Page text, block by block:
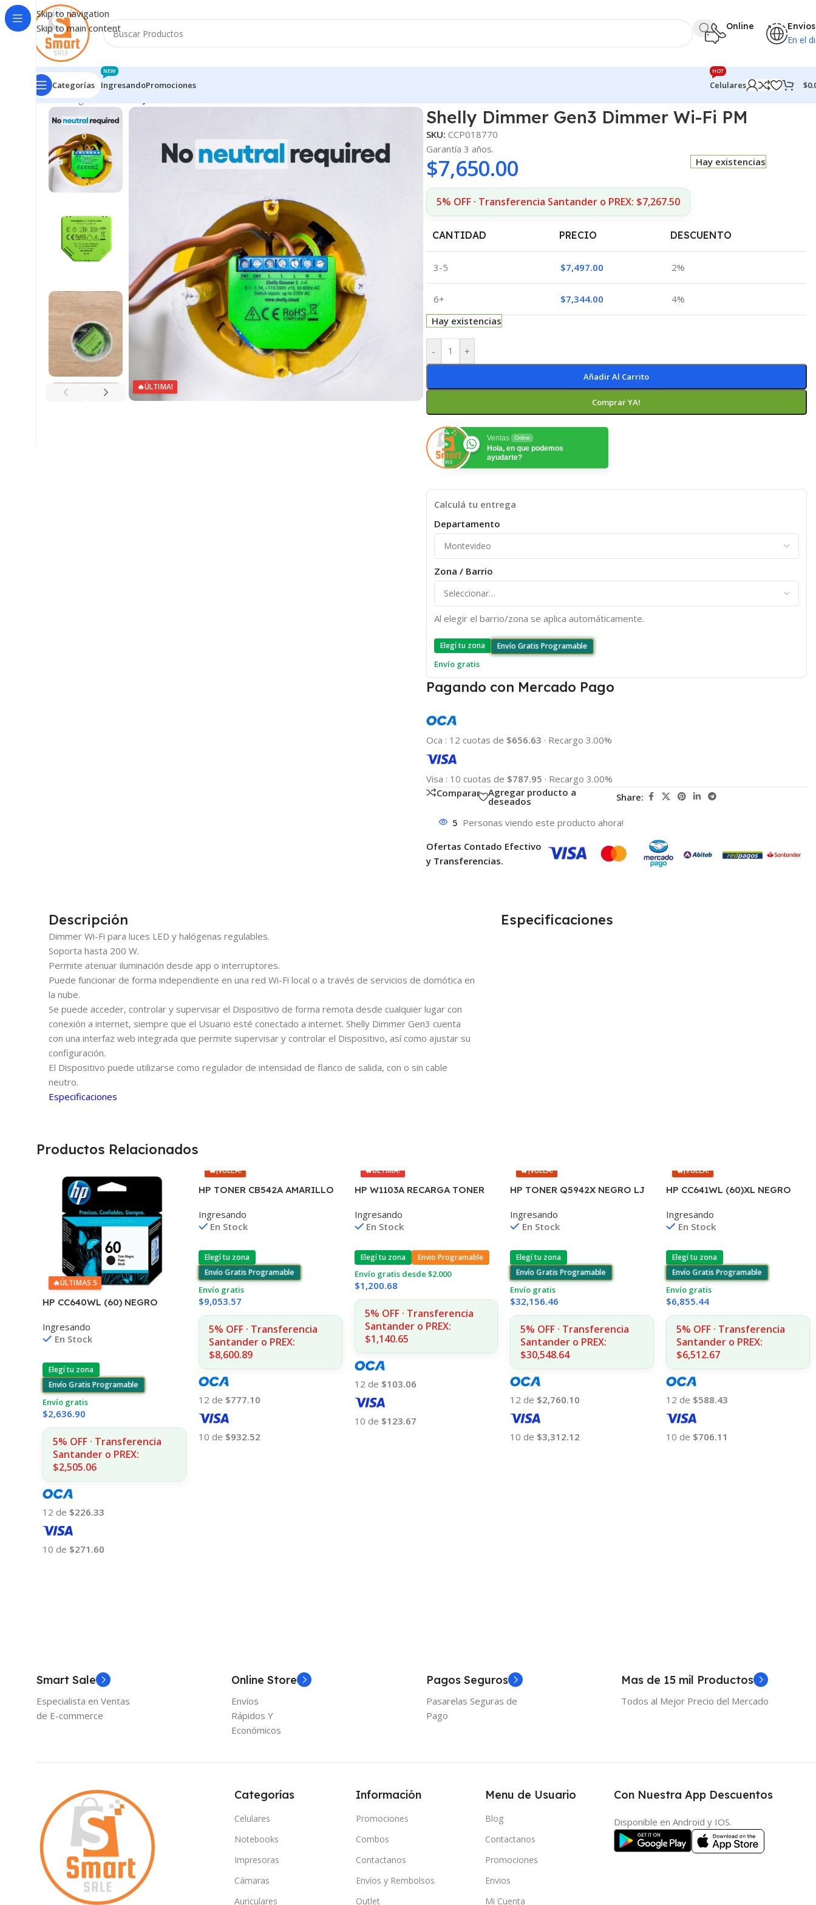
Skip to navigation
Skip to main content
Online Envios
En el
Categorías Ingresando
NEW
Promociones Celulares
HOT
$
Inicio/Ingresando
🔥ÚLTIMA!
Shelly Dimmer Gen3 Dimmer Wi-Fi PM
SKU: CCP018770
Garantía 3 años.
$7,650.00
5% OFF · Transferencia Santander o PREX: $7,267.50
Hay existencias
CANTIDAD PRECIO DESCUENTO
3-5 $7,497.00 2%
6+ $7,344.00
4%
Hay existencias
- +
Añadir Al Carrito
Comprar YA!
Ventas Online
Hola, en que podemos
ayudarte?
Calculá tu entrega
Departamento
Zona / Barrio
Al elegir el barrio/zona se aplica automáticamente.
Elegí tu zona Envío Gratis Programable
Envío gratis
Pagando con Mercado Pago
Oca : 12 cuotas de $656.63 · Recargo 3.00%
Visa : 10 cuotas de $787.95 · Recargo 3.00%
Comparar
Agregar producto a
deseados Share:
5 Personas viendo este producto ahora!
Ofertas Contado Efectivo
y Transferencias.
Descripción
Dimmer Wi-Fi para luces LED y halógenas regulables.
Soporta hasta 200 W.
Permite atenuar iluminación desde app o interruptores.
Puede funcionar de forma independiente en una red Wi-Fi local o a través de servicios de domótica en
la nube.
Se puede acceder, controlar y supervisar el Dispositivo de forma remota desde cualquier lugar con
conexión a internet, siempre que el Usuario esté conectado a internet. Shelly Dimmer Gen3 cuenta
con una interfaz web integrada que permite supervisar y controlar el Dispositivo, así como ajustar su
configuración.
El Dispositivo puede utilizarse como regulador de intensidad de flanco de salida, con o sin cable
neutro.
Especificaciones
Especificaciones
Productos Relacionados
🔥ÚLTIMAS 5
HP CC640WL (60) NEGRO
F4580/F4280/F4480/D110
Ingresando
En Stock
Elegí tu zona
Envío Gratis Programable
Envío gratis
$2,636.90
5% OFF · Transferencia
Santander o PREX:
$2,505.06
12 de $226.33
10 de $271.60
🔥¡VUELA!
HP TONER CB542A AMARILLO
1215/1515/1510/1312
Ingresando
En Stock
Elegí tu zona
Envío Gratis Programable
Envío gratis
$9,053.57
5% OFF · Transferencia
Santander o PREX:
$8,600.89
12 de $777.10
10 de $932.52
🔥ÚLTIMA!
HP W1103A RECARGA TONER
1000/1001/1020/1200 (B)
Ingresando
En Stock
Elegí tu zona Envio Programable
Envío gratis desde $2.000
$1,200.68
5% OFF · Transferencia
Santander o PREX:
$1,140.65
12 de $103.06
10 de $123.67
🔥¡VUELA!
HP TONER Q5942X NEGRO LJ
COPIAS (D)
Ingresando
En Stock
Elegí tu zona
Envío Gratis Programable
Envío gratis
$32,156.46
5% OFF · Transferencia
Santander o PREX:
$30,548.64
12 de $2,760.10
10 de $3,312.12
🔥¡VUELA!
HP CC641WL (60)XL NEGRO
F4580/F4280/F4480/D110
Ingresando
En Stock
Elegí tu zona
Envío Gratis Programable
Envío gratis
$6,855.44
5% OFF · Transferencia
Santander o PREX:
$6,512.67
12 de $588.43
10 de $706.11
Smart Sale
Especialista en Ventas
de E-commerce
Online Store
Envíos
Rápidos Y
Económicos
Pagos Seguros
Pasarelas Seguras de
Pago
Mas de 15 mil Productos
Todos al Mejor Precio del Mercado
Categorías
Celulares
Notebooks
Impresoras
Cámaras
Auriculares
Información
Promociones
Combos
Contactanos
Envíos y Rembolsos
Outlet
Menu de Usuario
Blog
Contactanos
Promociones
Envios
Mi Cuenta
Con Nuestra App Descuentos
Disponible en Android y IOS.